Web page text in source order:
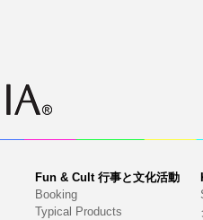
Fun & Cult 行事と文化活動
Booking
Typical Products